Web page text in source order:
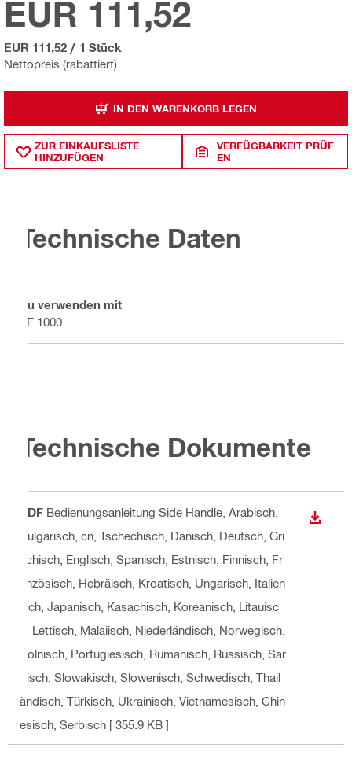
Nettopreis (rabattiert)
EUR 111,52
EUR 111,52 / 1 Stück
IN DEN WARENKORB LEGEN
ZUR EINKAUFSLISTE
HINZUFÜGEN
VERFÜGBARKEIT PRÜF
EN
Technische Daten
Zu verwenden mit
TE 1000
Technische Dokumente
PDF Bedienungsanleitung Side Handle , Arabisch,
Bulgarisch, cn, Tschechisch, Dänisch, Deutsch, Gri
echisch, Englisch, Spanisch, Estnisch, Finnisch, Fr
anzösisch, Hebräisch, Kroatisch, Ungarisch, Italien
isch, Japanisch, Kasachisch, Koreanisch, Litauisc
h, Lettisch, Malaiisch, Niederländisch, Norwegisch,
Polnisch, Portugiesisch, Rumänisch, Russisch, Sar
disch, Slowakisch, Slowenisch, Schwedisch, Thail
ändisch, Türkisch, Ukrainisch, Vietnamesisch, Chin
esisch, Serbisch [ 355.9 KB ]